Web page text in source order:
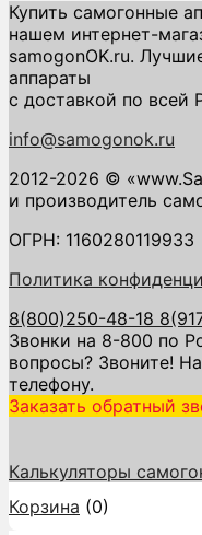
Купить самогонные
нашем интернет-
samogonOK.ru.
аппараты
с доставкой по всей
info@samogonok.ru
2012-2026 ©
и производитель
ОГРН: 1160280119933
Политика
8(800)250-48-18
Звонки на 8-800 по
вопросы? Звоните!
телефону.
Заказать обратный
Калькуляторы
Корзина (0)